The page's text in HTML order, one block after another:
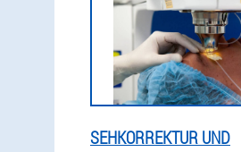
SEHKORREKTUR UND